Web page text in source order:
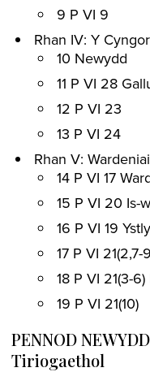
9 P VI 9
Rhan IV: Y
10 Newydd
11 P VI 28
12 P VI 23
13 P VI 24
Rhan V:
14 P VI 17
15 P VI 20 Is-
16 P VI 19
17 P VI
18 P VI 21(3-
19 P VI 21(10)
PENNOD
Tiriogaethol